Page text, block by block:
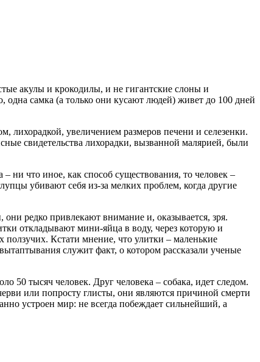
акулы и крокодилы, и не гигантские слоны и
самка (а только они кусают людей) живет до 100 дней
лихорадкой, увеличением размеров печени и селезенки.
свидетельства лихорадки, вызванной малярией, были
ни что иное, как способ существования, то человек –
убивают себя из-за мелких проблем, когда другие
редко привлекают внимание и, оказывается, зря.
откладывают мини-яйца в воду, через которую и
ползучих. Кстати мнение, что улитки – маленькие
служит факт, о котором рассказали ученые
50 тысяч человек. Друг человека – собака, идет следом.
или попросту глисты, они являются причиной смерти
устроен мир: не всегда побеждает сильнейший, а